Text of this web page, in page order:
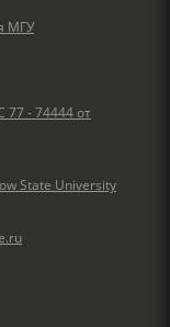
МГУ
- 74444 от
State University